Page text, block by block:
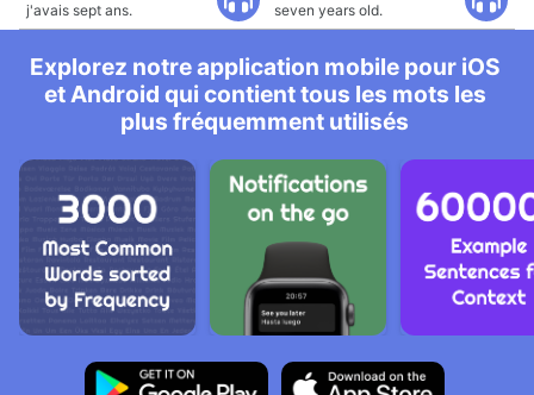
j'avais sept ans.
seven years old.
Explorez notre application mobile pour iOS
et Android qui contient tous les mots les
plus fréquemment utilisés